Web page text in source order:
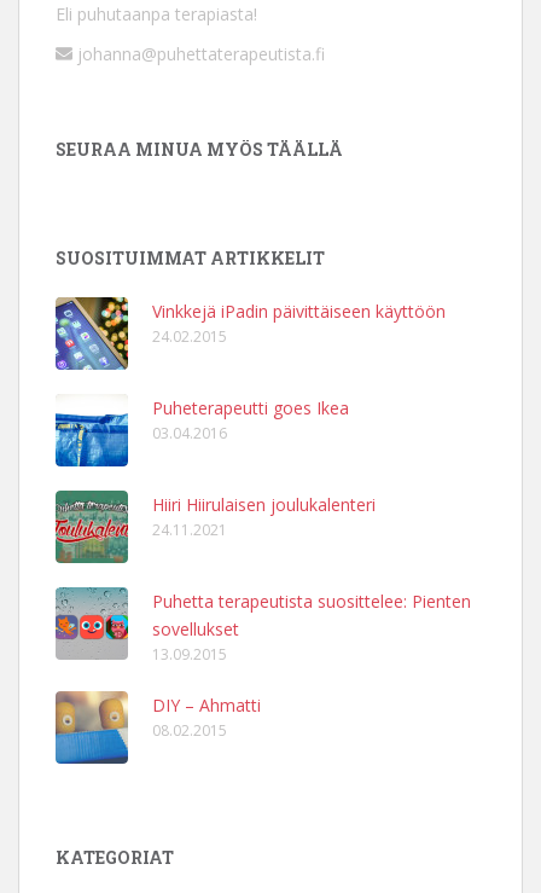
Eli puhutaanpa terapiasta!
johanna@puhettaterapeutista.fi
SEURAA MINUA MYÖS TÄÄLLÄ
SUOSITUIMMAT ARTIKKELIT
Vinkkejä iPadin päivittäiseen käyttöön
24.02.2015
Puheterapeutti goes Ikea
03.04.2016
Hiiri Hiirulaisen joulukalenteri
24.11.2021
Puhetta terapeutista suosittelee: Pienten
sovellukset
13.09.2015
DIY – Ahmatti
08.02.2015
KATEGORIAT